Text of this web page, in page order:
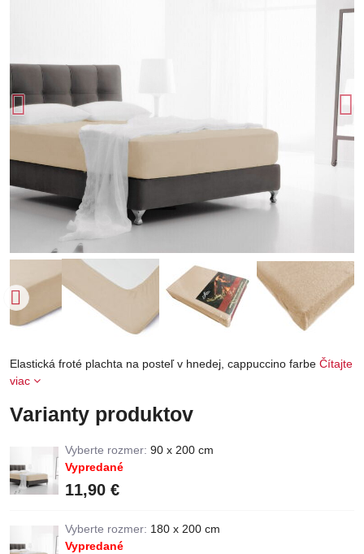
Elastická froté plachta na posteľ v hnedej, cappuccino farbe Čítajte
viac
Varianty produktov
Vyberte rozmer: 90 x 200 cm
Vypredané
11,90 €
Vyberte rozmer: 180 x 200 cm
Vypredané